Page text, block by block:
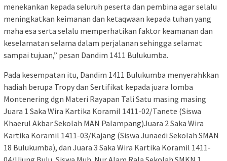
menekankan kepada seluruh peserta dan pembina agar selalu
meningkatkan keimanan dan ketaqwaan kepada tuhan yang
maha esa serta selalu memperhatikan faktor keamanan dan
keselamatan selama dalam perjalanan sehingga selamat
sampai tujuan,” pesan Dandim 1411 Bulukumba.
Pada kesempatan itu, Dandim 1411 Bulukumba menyerahkkan
hadiah berupa Tropy dan Sertifikat kepada juara lomba
Montenering dgn Materi Rayapan Tali Satu masing masing
Juara 1 Saka Wira Kartika Koramil 1411-02/Tanete (Siswa
Khaerul Akbar Sekolah MAN Palampang)Juara 2 Saka Wira
Kartika Koramil 1411-03/Kajang (Siswa Junaedi Sekolah SMAN
18 Bulukumba), dan Juara 3 Saka Wira Kartika Koramil 1411-